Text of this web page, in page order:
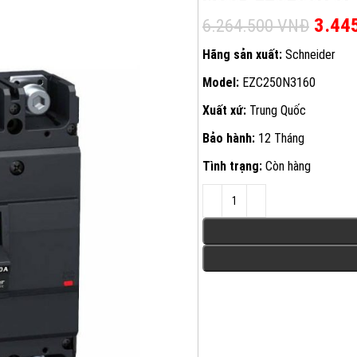
6.264.500VNĐ Giá
Hãng sản xuất: Schneider
Model: EZC250N3160
Xuất xứ: Trung Quốc
Bảo hành: 12 Tháng
Tình trạng: Còn hàng